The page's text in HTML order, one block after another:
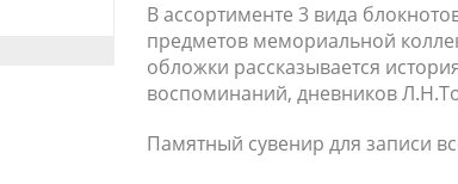
В ассортименте 3 вида
предметов мемориальной
обложки рассказывается
воспоминаний, дневников
Памятный сувенир для записи